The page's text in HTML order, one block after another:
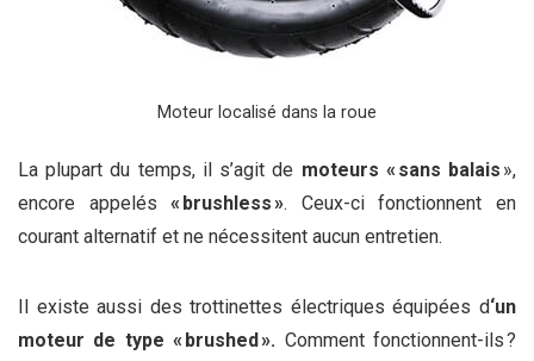
Moteur localisé dans la roue
La plupart du temps, il s’agit de moteurs « sans balais »,
encore appelés« brushless ». Ceux-ci fonctionnent en
courant alternatif et ne nécessitent aucun entretien.
Il existe aussi des trottinettes électriques équipées d‘un
moteur de type « brushed ». Comment fonctionnent-ils ?